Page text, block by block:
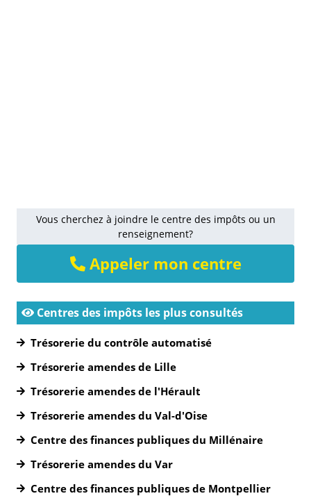
Vous cherchez à joindre le centre des impôts ou un
renseignement?
Appeler mon centre
Centres des impôts les plus consultés
Trésorerie du contrôle automatisé
Trésorerie amendes de Lille
Trésorerie amendes de l'Hérault
Trésorerie amendes du Val-d'Oise
Centre des finances publiques du Millénaire
Trésorerie amendes du Var
Centre des finances publiques de Montpellier